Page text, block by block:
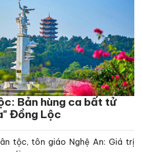
phát huy sức mạnh khối đại
mục tiêu xây dựng tỉnh giàu đẹp,
các tin khác
hệ với chúng tôi: